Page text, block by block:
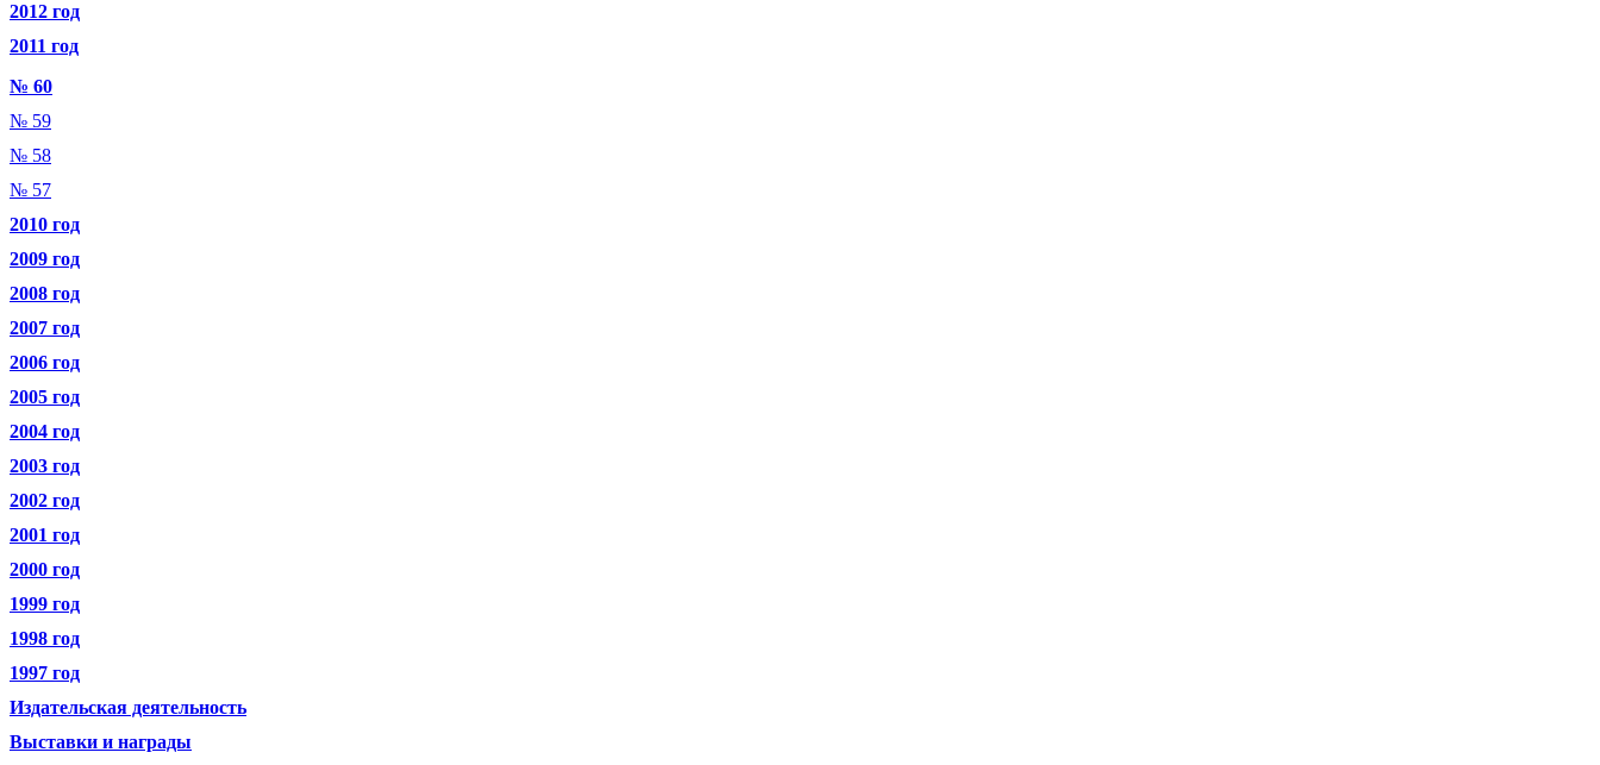
2012 год
2011 год
№ 60
№ 59
№ 58
№ 57
2010 год
2009 год
2008 год
2007 год
2006 год
2005 год
2004 год
2003 год
2002 год
2001 год
2000 год
1999 год
1998 год
1997 год
Издательская деятельность
Выставки и награды